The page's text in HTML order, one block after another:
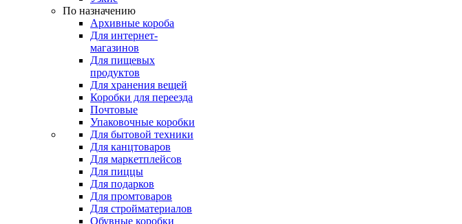
По назначению
Архивные короба
Для интернет-
магазинов
Для пищевых
продуктов
Для хранения вещей
Коробки для переезда
Почтовые
Упаковочные коробки
Для бытовой техники
Для канцтоваров
Для маркетплейсов
Для пиццы
Для подарков
Для промтоваров
Для стройматериалов
Обувные коробки